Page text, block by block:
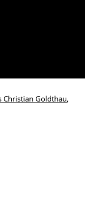
Christian Goldthau,